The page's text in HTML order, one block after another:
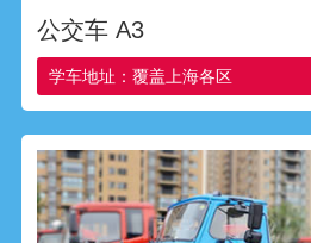
公交车 A3
学车地址：覆盖上海各区